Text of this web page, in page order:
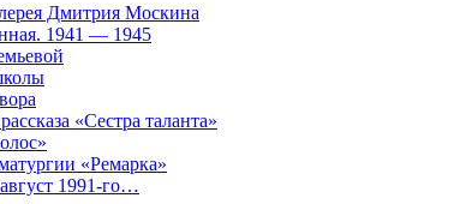
Дмитрия Москина
1941 — 1945
«Сестра таланта»
«Ремарка»
1991-го…